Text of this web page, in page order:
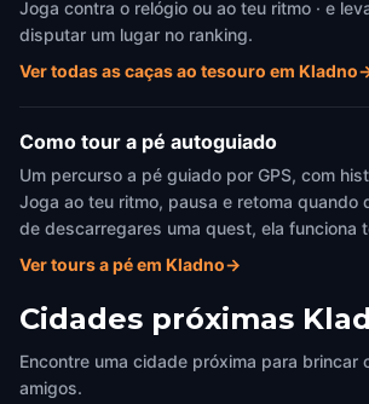
Joga contra o relógio ou ao teu ritmo · e
disputar um lugar no ranking.
Ver todas as caças ao tesouro em Kladno
Como tour a pé autoguiado
Um percurso a pé guiado por GPS, com
Joga ao teu ritmo, pausa e retoma quando
de descarregares uma quest, ela funciona
Ver tours a pé em Kladno→
Cidades próximas
Encontre uma cidade próxima para brincar
amigos.